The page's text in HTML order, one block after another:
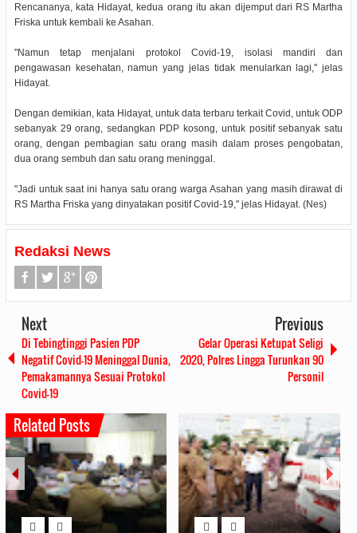
Rencananya, kata Hidayat, kedua orang itu akan dijemput dari RS Martha
Friska untuk kembali ke Asahan.
"Namun tetap menjalani protokol Covid-19, isolasi mandiri dan
pengawasan kesehatan, namun yang jelas tidak menularkan lagi," jelas
Hidayat.
Dengan demikian, kata Hidayat, untuk data terbaru terkait Covid, untuk ODP
sebanyak 29 orang, sedangkan PDP kosong, untuk positif sebanyak satu
orang, dengan pembagian satu orang masih dalam proses pengobatan,
dua orang sembuh dan satu orang meninggal.
"Jadi untuk saat ini hanya satu orang warga Asahan yang masih dirawat di
RS Martha Friska yang dinyatakan positif Covid-19," jelas Hidayat. (Nes)
Redaksi News
Next
Di Tebingtinggi Pasien PDP
Negatif Covid-19 Meninggal Dunia,
Pemakamannya Sesuai Protokol
Covid-19
Previous
Gelar Operasi Ketupat Seligi
2020, Polres Lingga Turunkan 90
Personil
Related Posts